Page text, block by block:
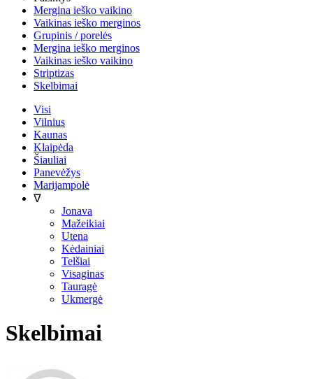
Mergina ieško vaikino
Vaikinas ieško merginos
Grupinis / porelės
Mergina ieško merginos
Vaikinas ieško vaikino
Striptizas
Skelbimai
Visi
Vilnius
Kaunas
Klaipėda
Šiauliai
Panevėžys
Marijampolė
∇
Jonava
Mažeikiai
Utena
Kėdainiai
Telšiai
Visaginas
Tauragė
Ukmergė
Skelbimai